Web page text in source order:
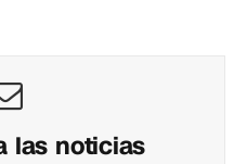
las noticias